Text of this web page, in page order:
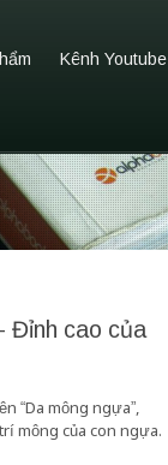
Kênh Youtube
Đỉnh cao của
“Da mông ngựa”,
mông của con ngựa.